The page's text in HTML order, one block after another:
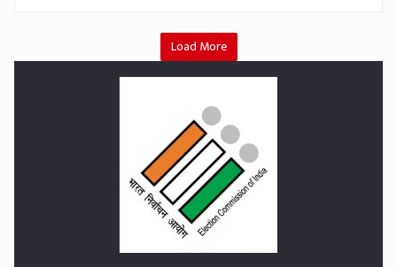
Load More